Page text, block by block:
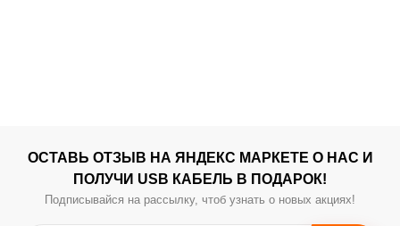
ОСТАВЬ ОТЗЫВ НА ЯНДЕКС МАРКЕТЕ О НАС И
ПОЛУЧИ USB КАБЕЛЬ В ПОДАРОК!
Подписывайся на рассылку, чтоб узнать о новых акциях!